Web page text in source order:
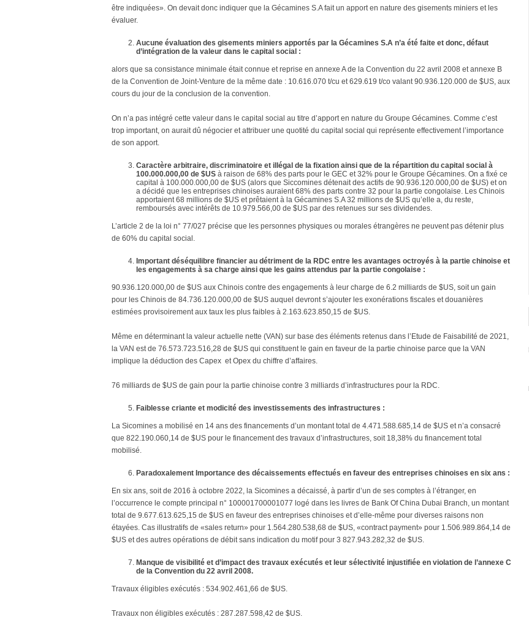
être indiquées». On devait donc indiquer que la Gécamines S.A fait un apport en nature des gisements miniers et les
évaluer.
Aucune évaluation des gisements miniers apportés par la Gécamines S.A n’a été faite et donc, défaut
d’intégration de la valeur dans le capital social :
alors que sa consistance minimale était connue et reprise en annexe A de la Convention du 22 avril 2008 et annexe B
de la Convention de Joint-Venture de la même date : 10.616.070 t/cu et 629.619 t/co valant 90.936.120.000 de $US, aux
cours du jour de la conclusion de la convention.
On n’a pas intégré cette valeur dans le capital social au titre d’apport en nature du Groupe Gécamines. Comme c’est
trop important, on aurait dû négocier et attribuer une quotité du capital social qui représente effectivement l’importance
de son apport.
Caractère arbitraire, discriminatoire et illégal de la fixation ainsi que de la répartition du capital social à
100.000.000,00 de $US à raison de 68% des parts pour le GEC et 32% pour le Groupe Gécamines. On a fixé ce
capital à 100.000.000,00 de $US (alors que Siccomines détenait des actifs de 90.936.120.000,00 de $US) et on
a décidé que les entreprises chinoises auraient 68% des parts contre 32 pour la partie congolaise. Les Chinois
apportaient 68 millions de $US et prêtaient à la Gécamines S.A 32 millions de $US qu’elle a, du reste,
remboursés avec intérêts de 10.979.566,00 de $US par des retenues sur ses dividendes.
L’article 2 de la loi n° 77/027 précise que les personnes physiques ou morales étrangères ne peuvent pas détenir plus
de 60% du capital social.
Important déséquilibre financier au détriment de la RDC entre les avantages octroyés à la partie chinoise et
les engagements à sa charge ainsi que les gains attendus par la partie congolaise :
90.936.120.000,00 de $US aux Chinois contre des engagements à leur charge de 6.2 milliards de $US, soit un gain
pour les Chinois de 84.736.120.000,00 de $US auquel devront s’ajouter les exonérations fiscales et douanières
estimées provisoirement aux taux les plus faibles à 2.163.623.850,15 de $US.
Même en déterminant la valeur actuelle nette (VAN) sur base des éléments retenus dans l’Etude de Faisabilité de 2021,
la VAN est de 76.573.723.516,28 de $US qui constituent le gain en faveur de la partie chinoise parce que la VAN
implique la déduction des Capex et Opex du chiffre d’affaires.
76 milliards de $US de gain pour la partie chinoise contre 3 milliards d’infrastructures pour la RDC.
Faiblesse criante et modicité des investissements des infrastructures :
La Sicomines a mobilisé en 14 ans des financements d’un montant total de 4.471.588.685,14 de $US et n’a consacré
que 822.190.060,14 de $US pour le financement des travaux d’infrastructures, soit 18,38% du financement total
mobilisé.
Paradoxalement Importance des décaissements effectués en faveur des entreprises chinoises en six ans :
En six ans, soit de 2016 à octobre 2022, la Sicomines a décaissé, à partir d’un de ses comptes à l’étranger, en
l’occurrence le compte principal n° 100001700001077 logé dans les livres de Bank Of China Dubai Branch, un montant
total de 9.677.613.625,15 de $US en faveur des entreprises chinoises et d’elle-même pour diverses raisons non
étayées. Cas illustratifs de «sales return» pour 1.564.280.538,68 de $US, «contract payment» pour 1.506.989.864,14 de
$US et des autres opérations de débit sans indication du motif pour 3 827.943.282,32 de $US.
Manque de visibilité et d’impact des travaux exécutés et leur sélectivité injustifiée en violation de l’annexe C
de la Convention du 22 avril 2008.
Travaux éligibles exécutés : 534.902.461,66 de $US.
Travaux non éligibles exécutés : 287.287.598,42 de $US.